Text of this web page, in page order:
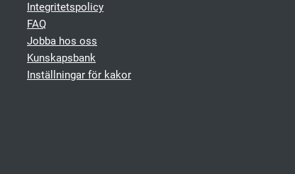
Integritetspolicy
FAQ
Jobba hos oss
Kunskapsbank
Inställningar för kakor